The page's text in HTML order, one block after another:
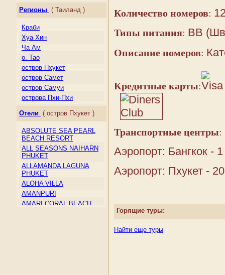
Индия
Индонезия
Казахстан
Камбоджа
Киргизия
Китай
Лаос
Макао
Малайзия
Мальдивы
Монголия
Северная Корея
Сент-Винсент и
Гренадины
Сингапур
Таиланд
Тайвань
Тимор-Лесте
Туркмения
Регионы ( Таиланд )
Краби
Хуа Хин
Ча Ам
о. Тао
остров Пхукет
остров Самет
остров Самуи
острова Пхи-Пхи
Отели ( остров Пхукет )
ABSOLUTE SEA PEARL
BEACH RESORT
ALL SEASONS NAIHARN
PHUKET
ALLAMANDA LAGUNA
PHUKET
ALOHA VILLA
AMANPURI
AMARI CORAL BEACH
Количество номеров:
Типы питания: BB
Описание номеров:
Кредитные карты:
Транспортные центры:
Аэропорт: Бангкок -
Аэропорт: Пхукет -
Горящие туры:
Найти еще туры